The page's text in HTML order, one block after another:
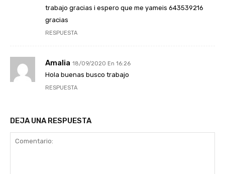
trabajo gracias i espero que me yameis 643539216
gracias
RESPUESTA
Amalia 18/09/2020 En 16:26
Hola buenas busco trabajo
RESPUESTA
DEJA UNA RESPUESTA